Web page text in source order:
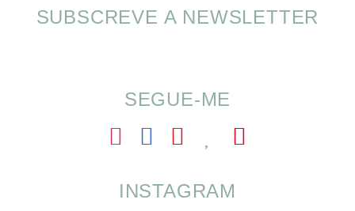
SOMP (SOP): 5 Ideias de Pequenos Almoços
SUBSCREVE A NEWSLETTER
SEGUE-ME
INSTAGRAM